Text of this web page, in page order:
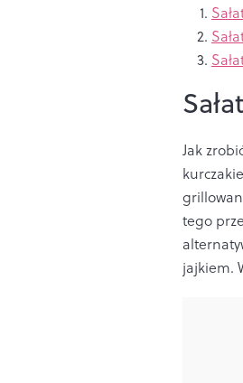
Jak
tego
jajkiem.